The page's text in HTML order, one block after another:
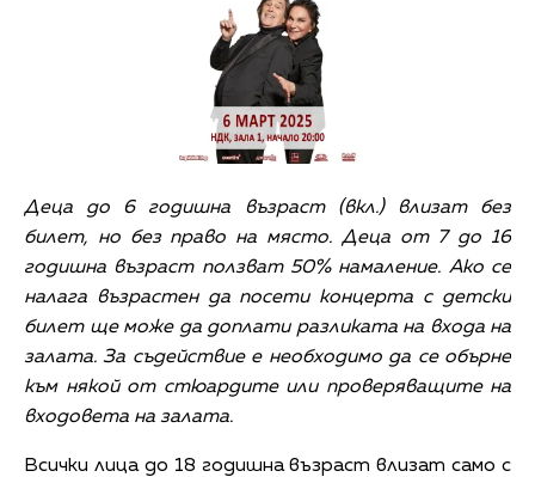
Деца до 6 годишна възраст(вкл.)влизат без
билет, но без право на място. Деца от 7 до 16
годишна възраст ползват 50% намаление. Ако се
налага възрастен да посети концерта с детски
билет ще може да доплати разликата на входа на
залата. За съдействие е необходимо да се обърне
към някой от стюардите или проверяващите на
входовета на залата.
Всички лица до 18 годишна възраст влизат само с